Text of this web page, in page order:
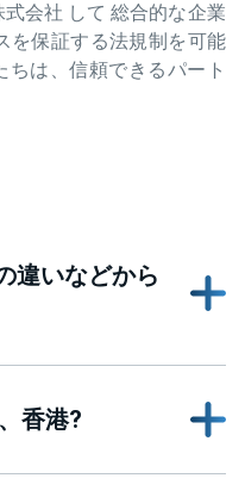
会社 して 総合的な企業
を保証する法規制を可能
は、信頼できるパート
違いなどから
香港?